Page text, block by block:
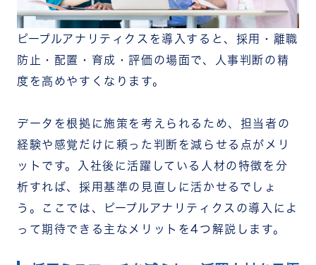
ピープルアナリティクスを導入すると、採用・離職
防止・配置・育成・評価の場面で、人事判断の精
度を高めやすくなります。
データを根拠に施策を考えられるため、担当者の
経験や感覚だけに頼った判断を減らせる点がメリ
ットです。入社後に活躍している人材の特徴を分
析すれば、採用基準の見直しに活かせるでしょ
う。
ここでは、ピープルアナリティクスの導入によ
って期待できる主なメリットを4つ解説します。